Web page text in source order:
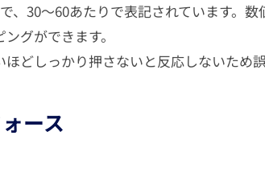
、30〜60あたりで表記されています。
グができます。
どしっかり押さないと反応しないため誤
ース